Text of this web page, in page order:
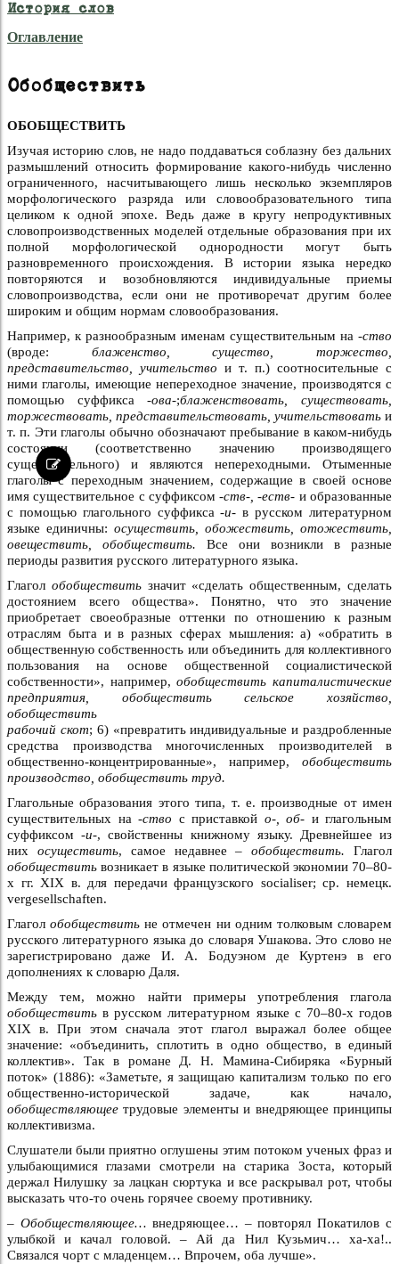
История слов
Оглавление
Обобществить
ОБОБЩЕСТВИТЬ
Изучая историю слов, не надо поддаваться соблазну без дальних
размышлений относить формирование какого-нибудь численно
ограниченного, насчитывающего лишь несколько экземпляров
морфологического разряда или словообразовательного типа
целиком к одной эпохе. Ведь даже в кругу непродуктивных
словопроизводственных моделей отдельные образования при их
полной морфологической однородности могут быть
разновременного происхождения. В истории языка нередко
повторяются и возобновляются индивидуальные приемы
словопроизводства, если они не противоречат другим более
широким и общим нормам словообразования.
Например, к разнообразным именам существительным на -ство
(вроде: блаженство, существо, торжество,
представительство, учительство и т. п.) соотносительные с
ними глаголы, имеющие непереходное значение, производятся с
помощью суффикса-ова-;блаженствовать, существовать,
торжествовать, представительствовать, учительствовать и
т. п. Эти глаголы обычно обозначают пребывание в каком-нибудь
состоянии (соответственно значению производящего
существительного) и являются непереходными. Отыменные
глаголы с переходным значением, содержащие в своей основе
имя существительное с суффиксом-ств-, -еств- и образованные
с помощью глагольного суффикса-и- в русском литературном
языке единичны: осуществить, обожествить, отожествить,
овеществить, обобществить. Все они возникли в разные
периоды развития русского литературного языка.
Глагол обобществитьзначит «сделать общественным, сделать
достоянием всего общества». Понятно, что это значение
приобретает своеобразные оттенки по отношению к разным
отраслям быта и в разных сферах мышления: а) «обратить в
общественную собственность или объединить для коллективного
пользования на основе общественной социалистической
собственности», например,обобществить капиталистические
предприятия, обобществить сельское хозяйство,
обобществить
рабочий скот; 6) «превратить индивидуальные и раздробленные
средства производства многочисленных производителей в
общественно-концентрированные», например, обобществить
производство, обобществить труд.
Глагольные образования этого типа, т. е. производные от имен
существительных на -ство с приставкой о-, об- и глагольным
суффиксом-и-, свойственны книжному языку. Древнейшее из
них осуществить, самое недавнее –обобществить. Глагол
обобществить возникает в языке политической экономии 70–80-
х гг. XIX в. для передачи французского socialiser; ср. немецк.
vergesellschaften.
Глаголобобществить не отмечен ни одним толковым словарем
русского литературного языка до словаря Ушакова. Это слово не
зарегистрировано даже И. А. Бодуэном де Куртенэ в его
дополнениях к словарю Даля.
Между тем, можно найти примеры употребления глагола
обобществить в русском литературном языке с 70–80-х годов
XIX в. При этом сначала этот глагол выражал более общее
значение: «объединить, сплотить в одно общество, в единый
коллектив». Так в романе Д. Н. Мамина-Сибиряка «Бурный
поток» (1886): «Заметьте, я защищаю капитализм только по его
общественно-исторической задаче, как начало,
обобществляющее трудовые элементы и внедряющее принципы
коллективизма.
Слушатели были приятно оглушены этим потоком ученых фраз и
улыбающимися глазами смотрели на старика Зоста, который
держал Нилушку за лацкан сюртука и все раскрывал рот, чтобы
высказать что-то очень горячее своему противнику.
– Обобществляющее…внедряющее… – повторял Покатилов с
улыбкой и качал головой. – Ай да Нил Кузьмич… ха-ха!..
Связался чорт с младенцем… Впрочем, оба лучше».